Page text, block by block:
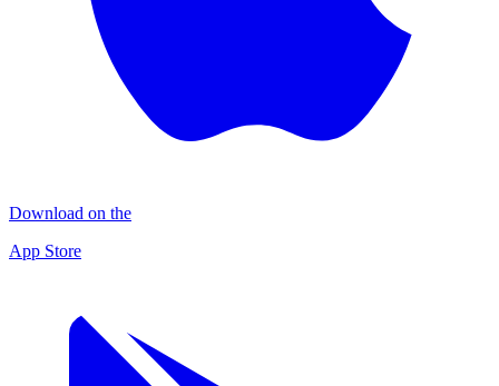
Download on the
App Store